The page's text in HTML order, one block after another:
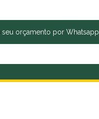
seu orçamento por Whatsapp